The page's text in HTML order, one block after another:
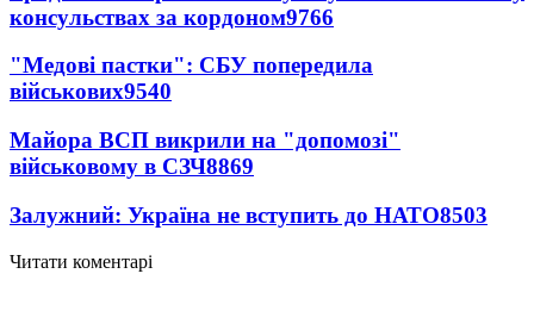
консульствах за кордоном9766
"Медові пастки": СБУ попередила
військових9540
Майора ВСП викрили на "допомозі"
військовому в СЗЧ8869
Залужний: Україна не вступить до НАТО8503
Читати коментарі